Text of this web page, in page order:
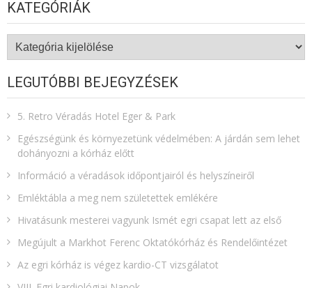
KATEGÓRIÁK
Kategóriák
LEGUTÓBBI BEJEGYZÉSEK
5. Retro Véradás Hotel Eger & Park
Egészségünk és környezetünk védelmében: A járdán sem lehet
dohányozni a kórház előtt
Információ a véradások időpontjairól és helyszíneiről
Emléktábla a meg nem születettek emlékére​
Hivatásunk mesterei vagyunk Ismét egri csapat lett az első
Megújult a Markhot Ferenc Oktatókórház és Rendelőintézet
Az egri kórház is végez kardio-CT vizsgálatot